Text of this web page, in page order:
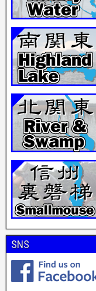
) で
開
き
ま
す
)
で
開
き
ま
す
)
SNS